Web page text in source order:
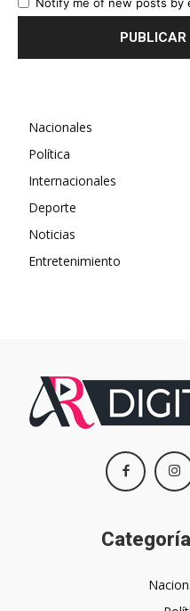
Notify me of new posts by
Nacionales
Política
Internacionales
Deporte
Noticias
Entretenimiento